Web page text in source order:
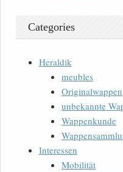
Categories
Heraldik
meubles
Originalwappen
unbekannte
Wappenkunde
Interessen
Mobilität